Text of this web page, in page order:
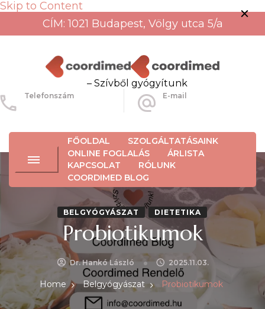
Skip to Content
CÍM: 1021 Budapest, Völgy utca 5/a
– Szívből gyógyítunk
Telefonszám E-mail
FŐOLDAL
SZOLGÁLTATÁSAINK
ONLINE FOGLALÁS
ÁRLISTA
KAPCSOLAT
RÓLUNK
COORDIMED BLOG
BELGYÓGYÁSZAT DIETETIKA
Probiotikumok
Dr. Hankó László 2025.11.03.
Home Belgyógyászat Probiotikumok